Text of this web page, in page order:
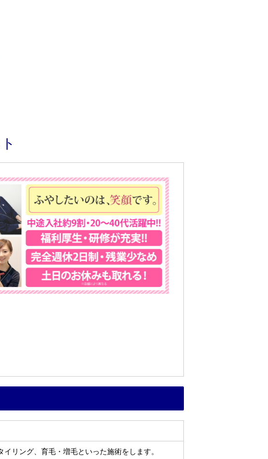
リング、育毛・増毛といった施術をします。